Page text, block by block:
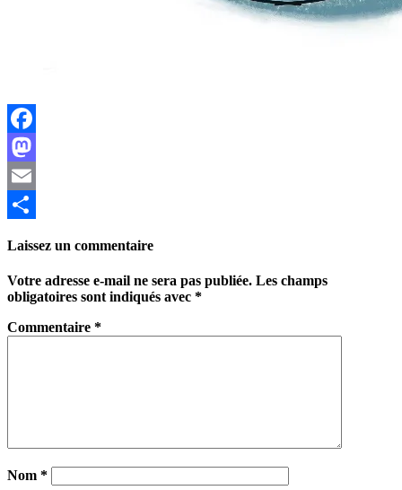
Facebook
Mastodon
Email
Laissez un commentaire
Votre adresse e-mail ne sera pas publiée. Les champs
obligatoires sont indiqués avec *
Commentaire *
Nom *